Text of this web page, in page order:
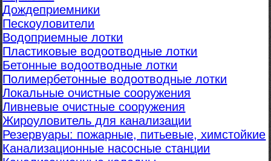
Дождеприемники
Пескоуловители
Водоприемные лотки
Пластиковые водоотводные лотки
Бетонные водоотводные лотки
Полимербетонные водоотводные лотки
Локальные очистные сооружения
Ливневые очистные сооружения
Жироуловитель для канализации
Резервуары: пожарные, питьевые, химстойкие
Канализационные насосные станции